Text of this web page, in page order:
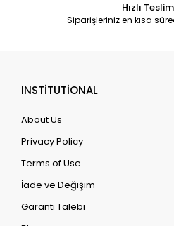
Hızlı
Siparişleriniz en kısa
INSTİTUTİONAL
About Us
Privacy Policy
Terms of Use
İade ve Değişim
Garanti Talebi